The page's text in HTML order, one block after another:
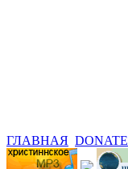
ГЛАВНАЯ DONATE